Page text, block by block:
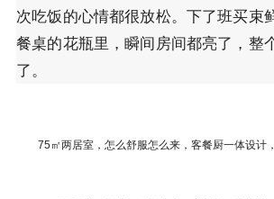
次吃饭的心情都很放松。下了班买束
餐桌的花瓶里，瞬间房间都亮了，整
了。
75㎡两居室，怎么舒服怎么来，客餐厨一体设计